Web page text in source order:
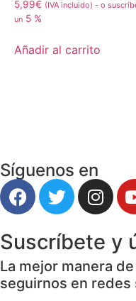
5,99€ (IVA incluido) - o
un 5 %
Añadir al carrito
Síguenos en
Suscríbete y
La mejor manera
seguirnos en redes